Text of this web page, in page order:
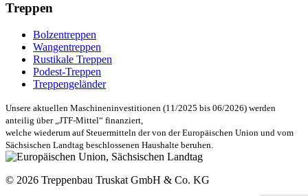
Treppen
Bolzentreppen
Wangentreppen
Rustikale Treppen
Podest-Treppen
Treppengeländer
Unsere aktuellen Maschineninvestitionen (11/2025 bis 06/2026) werden
anteilig über „JTF-Mittel“ finanziert,
welche wiederum auf Steuermitteln der von der Europäischen Union und vom
Sächsischen Landtag beschlossenen Haushalte beruhen.
© 2026 Treppenbau Truskat GmbH & Co. KG